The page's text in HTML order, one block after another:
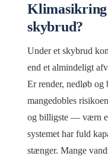
skybrud?
Under et skybrud
end et almindeligt
Er render, nedløb og
mangedobles
og billigste — værn
systemet har fuld
stænger. Mange